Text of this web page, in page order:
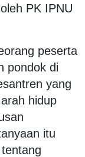
PK IPNU
peserta
pondok di
yang
hidup
itu